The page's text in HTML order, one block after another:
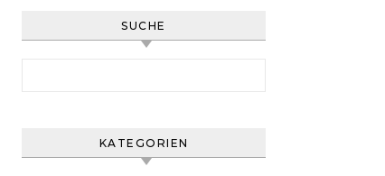
SUCHE
KATEGORIEN